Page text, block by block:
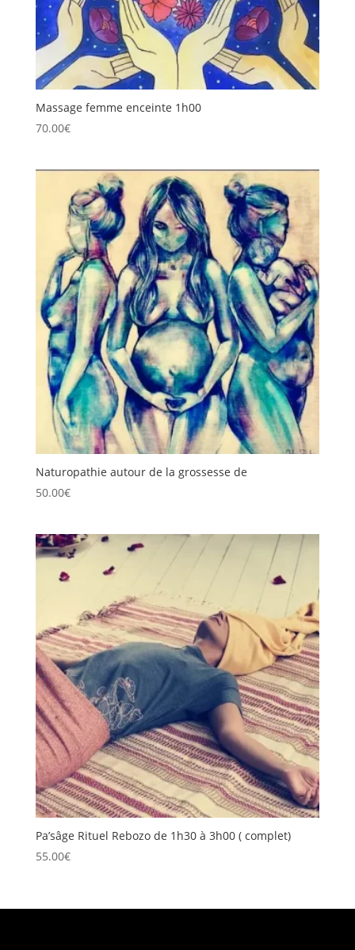
Massage femme enceinte 1h00
70.00€
Naturopathie autour de la grossesse de
50.00€
Pa’sâge Rituel Rebozo de 1h30 à 3h00 ( complet)
55.00€